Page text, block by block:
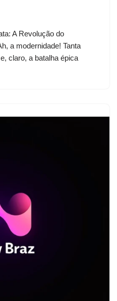
A Revolução do
a modernidade! Tanta
claro, a batalha épica